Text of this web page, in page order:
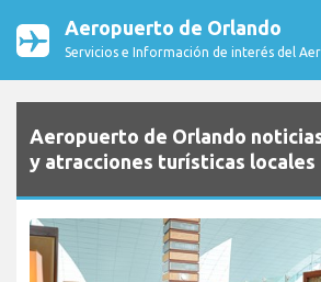
Aeropuerto de Orlando
Servicios e Información de interés del
Aeropuerto de Orlando
y atracciones turísticas locales